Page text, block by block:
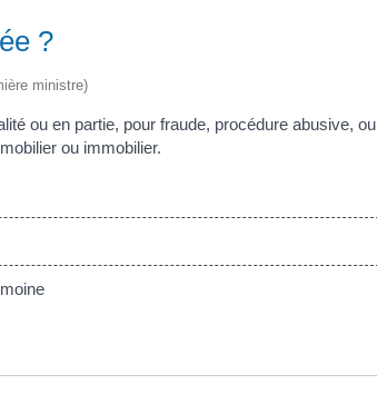
?
ministre)
ou en partie, pour fraude, procédure abusive, ou
ou immobilier.